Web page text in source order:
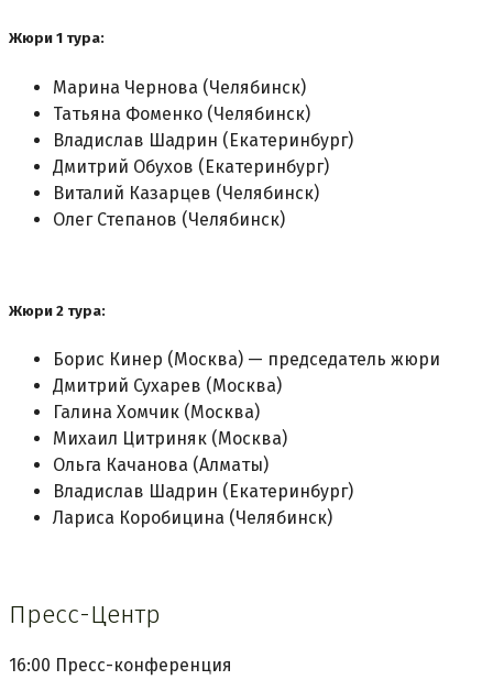
Жюри 1 тура:
Марина Чернова (Челябинск)
Татьяна Фоменко (Челябинск)
Владислав Шадрин (Екатеринбург)
Дмитрий Обухов (Екатеринбург)
Виталий Казарцев (Челябинск)
Олег Степанов (Челябинск)
Жюри 2 тура:
Борис Кинер (Москва) — председатель жюри
Дмитрий Сухарев (Москва)
Галина Хомчик (Москва)
Михаил Цитриняк (Москва)
Ольга Качанова (Алматы)
Владислав Шадрин (Екатеринбург)
Лариса Коробицина (Челябинск)
Пресс-Центр
16:00 Пресс-конференция